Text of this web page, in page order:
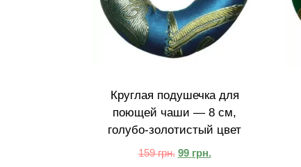
Круглая подушечка для
поющей чаши — 8 см,
голубо-золотистый цвет
159грн. 99 грн.